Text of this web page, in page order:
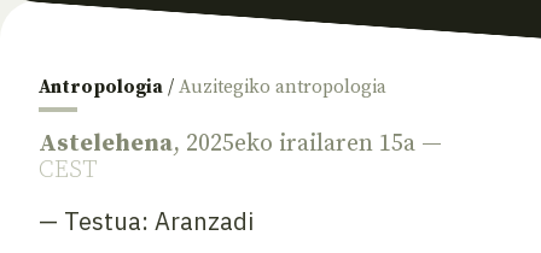
Antropologia / Auzitegiko antropologia
Astelehena, 2025eko irailaren 15a —
CEST
— Testua: Aranzadi